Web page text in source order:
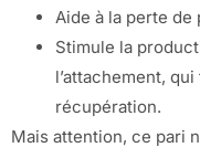
Aide à la perte
Stimule la
l’attachement,
récupération.
Mais attention, ce pari